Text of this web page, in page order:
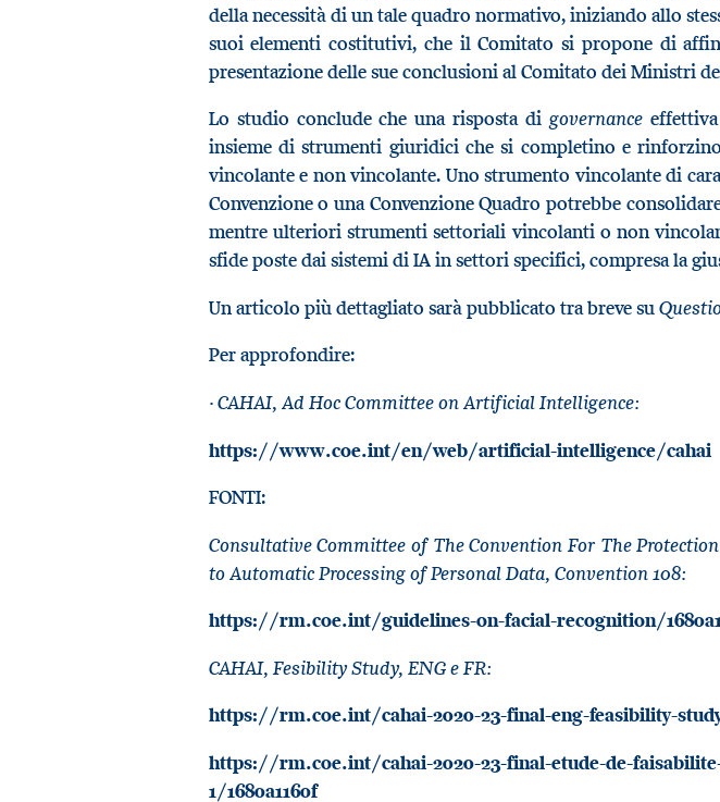
della necessità di un tale quadro normativo, iniziando allo
suoi elementi costitutivi, che il Comitato si propone di
presentazione delle sue conclusioni al Comitato dei Ministri
Lo studio conclude che una risposta digovernance
insieme di strumenti giuridici che si completino e
vincolante e non vincolante. Uno strumento vincolante di
Convenzione o una Convenzione Quadro potrebbe
mentre ulteriori strumenti settoriali vincolanti o non
sfide poste dai sistemi di IA in settori specifici, compresa la
Un articolo più dettagliato sarà pubblicato tra breve su
Per approfondire:
· CAHAI, Ad Hoc Committee on Artificial Intelligence:
https://www.coe.int/en/web/artificial-intelligence/cahai
FONTI:
Consultative Committee of The Convention For The
to Automatic Processing of Personal Data, Convention 108:
https://rm.coe.int/guidelines-on-facial-recognition/
CAHAI, Fesibility Study, ENG e FR:
https://rm.coe.int/cahai-2020-23-final-eng-feasibility-
https://rm.coe.int/cahai-2020-23-final-etude-de-faisabilite-
1/1680a1160f